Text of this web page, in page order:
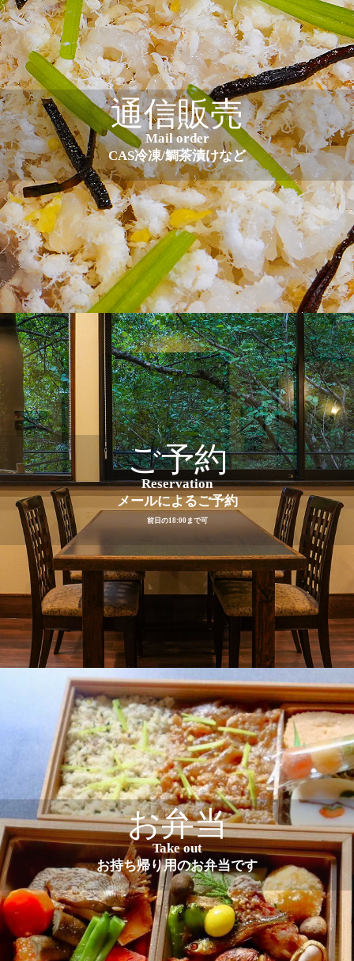
通信販売
Mail order
CAS冷凍/鯛茶漬けなど
ご予約
Reservation
メールによるご予約
前日の18:00まで可
お弁当
Take out
お持ち帰り用のお弁当です